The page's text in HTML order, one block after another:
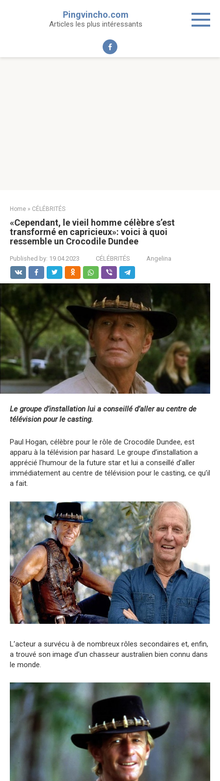
Pingvincho.com
Articles les plus intéressants
Home » CÉLÉBRITÉS
«Cependant, le vieil homme célèbre s’est
transformé en capricieux»: voici à quoi
ressemble un Crocodile Dundee
Published by: 19.04.2023 CÉLÉBRITÉS Angelina
Le groupe d’installation lui a conseillé d’aller au centre de
télévision pour le casting.
Paul Hogan, célèbre pour le rôle de Crocodile Dundee, est
apparu à la télévision par hasard. Le groupe d’installation a
apprécié l’humour de la future star et lui a conseillé d’aller
immédiatement au centre de télévision pour le casting, ce qu’il
a fait.
L’acteur a survécu à de nombreux rôles secondaires et, enfin,
a trouvé son image d’un chasseur australien bien connu dans
le monde.